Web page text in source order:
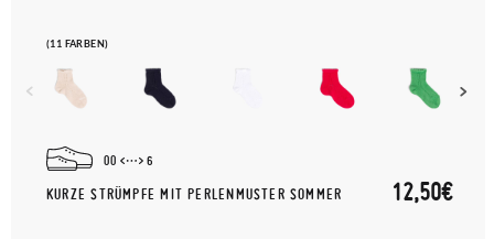
(11 FARBEN)
00 6
KURZE STRÜMPFE MIT PERLENMUSTER SOMMER 12,50€